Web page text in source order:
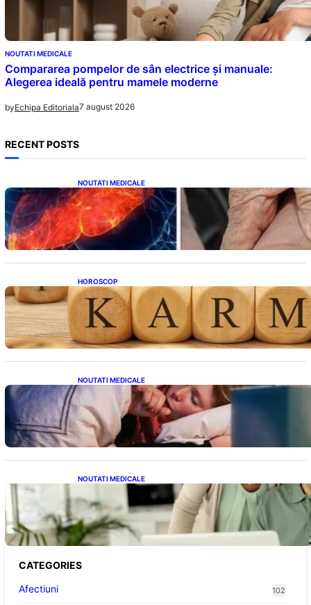
NOUTATI MEDICALE
Compararea pompelor de sân electrice și manuale:
Alegerea ideală pentru mamele moderne
byEchipa Editoriala7 august 2026
RECENT POSTS
NOUTATI MEDICALE
Ficatul Gras: Semnalul Ușor Ignorat de la
Picioare și Importanța Diagnosticării Timpurii
HOROSCOP
Eclipsa și Karma: Impactul Emoțional Asupra
Zodiilor Leu și Vărsător
NOUTATI MEDICALE
Tusea seacă nocturnă: Semnale importante
despre sănătatea inimii tale
NOUTATI MEDICALE
Sprijin financiar pentru pensionari: Ce
înseamnă ajutoarele de până la 500 de lei în
2026
CATEGORIES
Afectiuni
102